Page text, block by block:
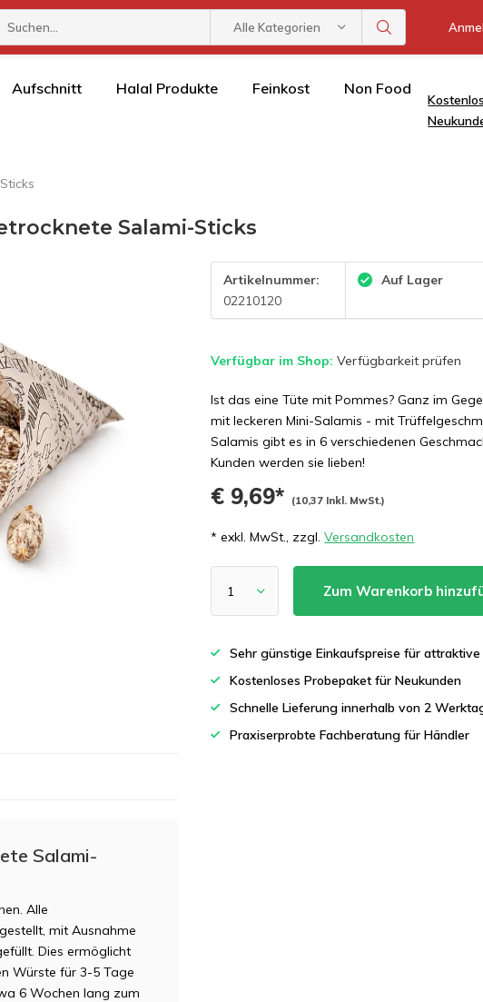
Alle Kategorien
Aufschnitt Halal Produkte Feinkost Non Food
Salami-Sticks
Artikelnummer:
02210120
Auf Lager
Verfügbar im Shop:Verfügbarkeit prüfen
Ist das eine Tüte mit Pommes? Ganz im
mit leckeren Mini-Salamis - mit
Salamis gibt es in 6 verschiedenen
Kunden werden sie lieben!
€ 9,69* (10,37 Inkl. MwSt.)
* exkl. MwSt., zzgl.Versandkosten
Zum Warenkorb
Sehr günstige Einkaufspreise für
Kostenloses Probepaket für Neukunden
Schnelle Lieferung innerhalb von 2
Praxiserprobte Fachberatung für Händler
Salami-
Alle
mit Ausnahme
Dies ermöglicht
Würste für 3-5 Tage
6 Wochen lang zum